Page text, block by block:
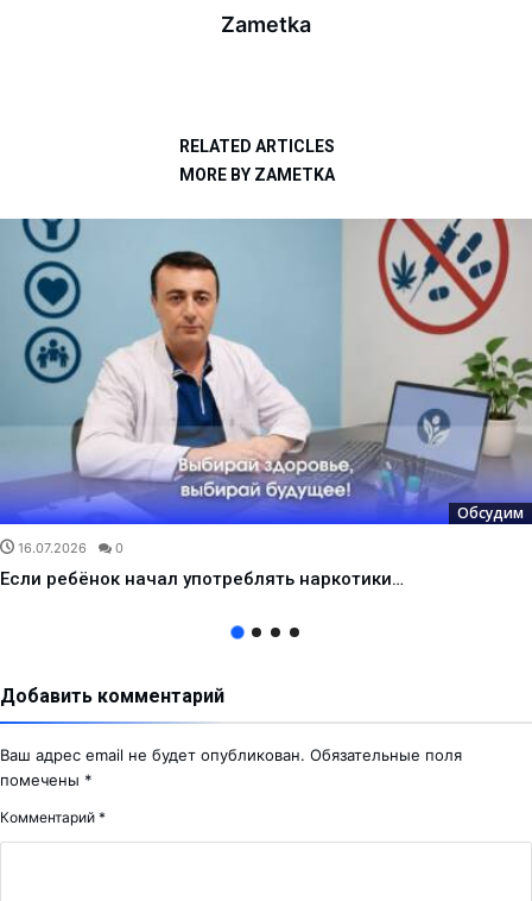
Zametka
RELATED ARTICLES
MORE BY ZAMETKA
Обсудим
16.07.2026 0
Если ребёнок начал употреблять наркотики…
Добавить комментарий
Ваш адрес email не будет опубликован. Обязательные поля
помечены *
Комментарий *